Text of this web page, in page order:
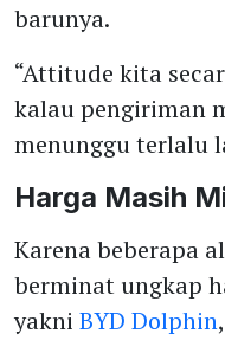
barunya.
“Attitude kita
kalau pengiriman
menunggu terlalu
Harga Masih
Karena beberapa
berminat ungkap
yakni BYD Dolphin